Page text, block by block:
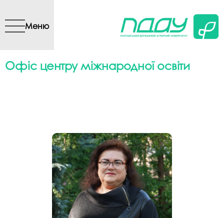
вмісту
Меню
Офіс центру міжнародної освіти